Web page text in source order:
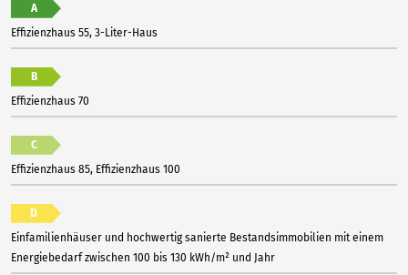
A
Effizienzhaus 55, 3-Liter-Haus
B
Effizienzhaus 70
C
Effizienzhaus 85, Effizienzhaus 100
D
Einfamilienhäuser und hochwertig sanierte Bestandsimmobilien mit einem
Energiebedarf zwischen 100 bis 130 kWh/m² und Jahr